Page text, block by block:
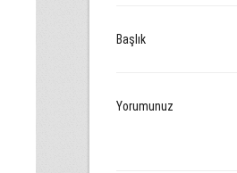
Başlık
Yorumunuz